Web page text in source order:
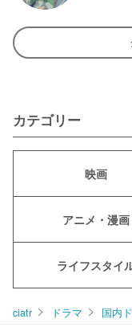
カテゴリー
映画
アニメ・漫画
ライフスタイ
ciatr ドラマ 国内